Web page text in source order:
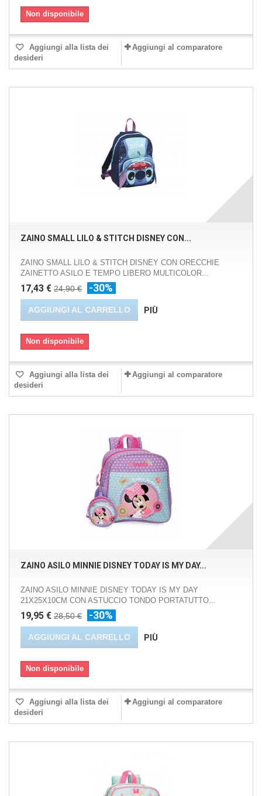
Non disponibile
Aggiungi alla lista dei
desideri
Aggiungi al comparatore
ZAINO SMALL LILO & STITCH DISNEY CON...
ZAINO SMALL LILO & STITCH DISNEY CON ORECCHIE
ZAINETTO ASILO E TEMPO LIBERO MULTICOLOR...
17,43 € 24,90 € -30%
AGGIUNGI AL CARRELLO PIÙ
Non disponibile
Aggiungi alla lista dei
desideri
Aggiungi al comparatore
ZAINO ASILO MINNIE DISNEY TODAY IS MY DAY...
ZAINO ASILO MINNIE DISNEY TODAY IS MY DAY
21X25X10CM CON ASTUCCIO TONDO PORTATUTTO...
19,95 € 28,50 € -30%
AGGIUNGI AL CARRELLO PIÙ
Non disponibile
Aggiungi alla lista dei
desideri
Aggiungi al comparatore